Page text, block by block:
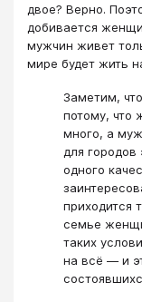
двое? Верно.
добивается
мужчин живет
мире будет жить
Заметим,
потому, что
много, а
для городов
одного
приходится
семье
таких
на всё — и